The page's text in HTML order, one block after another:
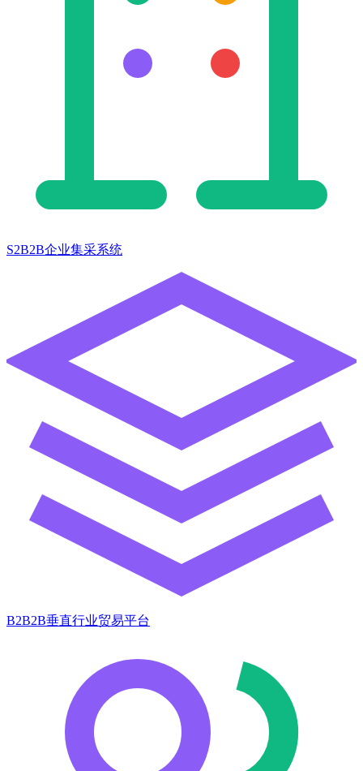
S2B2B企业集采系统
B2B2B垂直行业贸易平台